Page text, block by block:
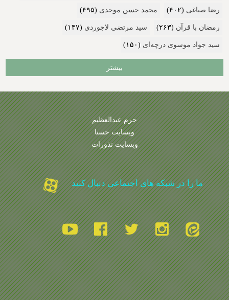
رضا صباغی (۴۰۲) محمد حسن موحدی (۴۹۵)
رمضان با قرآن (۲۶۳) سید مرتضی لاجوردی (۱۴۷)
سید جواد موسوی درچه‌ای (۱۵۰)
بیشتر
حرم عبدالعظیم
وبسایت حسنا
وبسایت نذورات
ما را در شبکه های اجتماعی دنبال کنید